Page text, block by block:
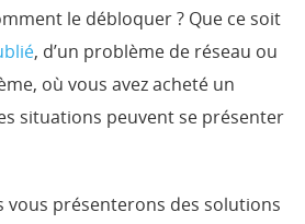
le débloquer ? Que ce soit
, d’un problème de réseau ou
où vous avez acheté un
situations peuvent se présenter
vous présenterons des solutions